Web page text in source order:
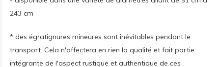
243 cm
* des égratignures mineures sont inévitables pendant le
transport. Cela n'affectera en rien la qualité et fait partie
intégrante de l'aspect rustique et authentique de ces